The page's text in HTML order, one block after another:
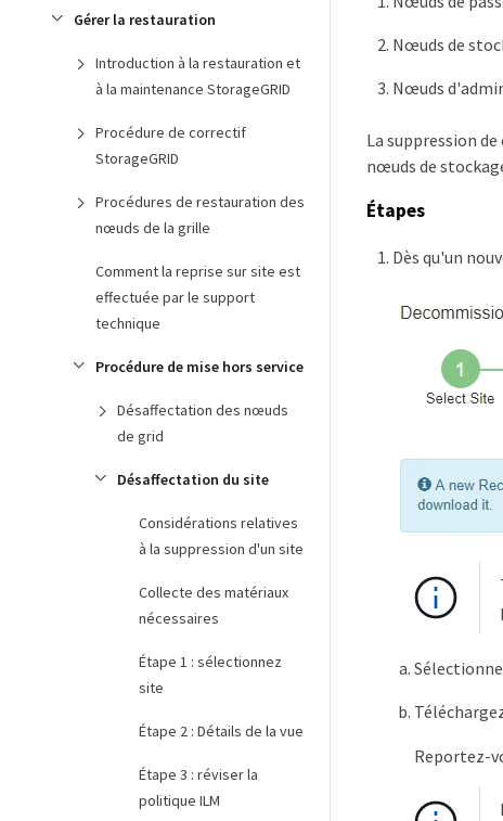
Gérer la restauration
Introduction à la restauration et
à la maintenance StorageGRID
Procédure de correctif
StorageGRID
Procédures de restauration des
nœuds de la grille
Comment la reprise sur site est
effectuée par le support
technique
Procédure de mise hors service
Désaffectation des nœuds
de grid
Désaffectation du site
Considérations relatives
à la suppression d'un site
Collecte des matériaux
nécessaires
Étape 1 : sélectionnez
site
Étape 2 : Détails de la vue
Étape 3 : réviser la
politique ILM
Nœuds de
Nœuds
La suppression
nœuds de
Étapes
Dès qu'un
Reportez-